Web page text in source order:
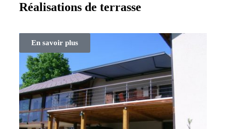
Réalisations de terrasse
En savoir plus